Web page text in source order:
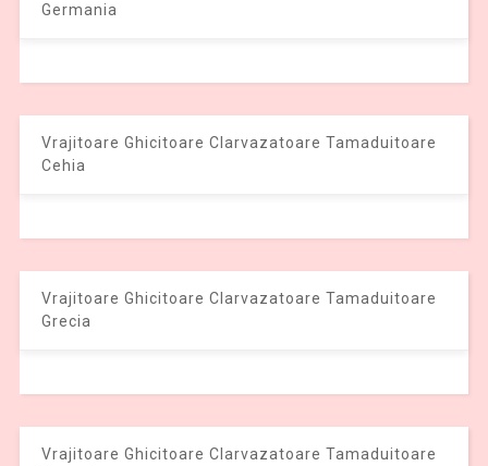
Germania
Vrajitoare Ghicitoare Clarvazatoare Tamaduitoare
Cehia
Vrajitoare Ghicitoare Clarvazatoare Tamaduitoare
Grecia
Vrajitoare Ghicitoare Clarvazatoare Tamaduitoare